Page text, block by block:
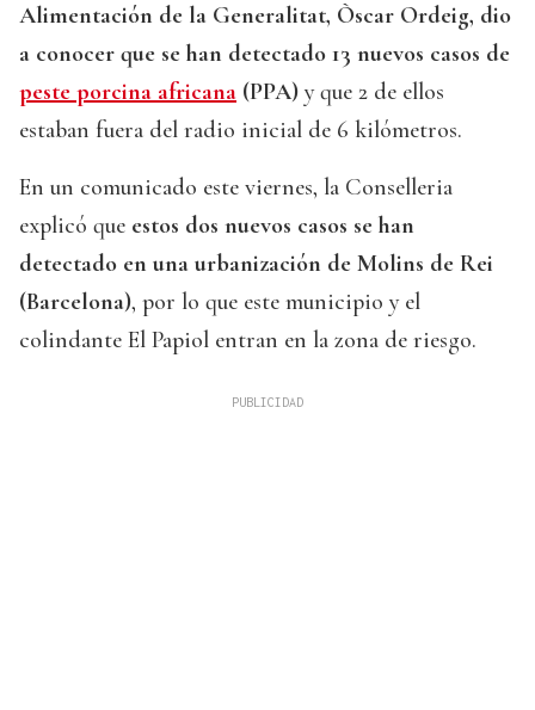
Alimentación de la Generalitat, Òscar Ordeig, dio
a conocer que se han detectado 13 nuevos casos de
peste porcina africana (PPA) y que 2 de ellos
estaban fuera del radio inicial de 6 kilómetros.
En un comunicado este viernes, la Conselleria
explicó que estos dos nuevos casos se han
detectado en una urbanización de Molins de Rei
(Barcelona), por lo que este municipio y el
colindante El Papiol entran en la zona de riesgo.